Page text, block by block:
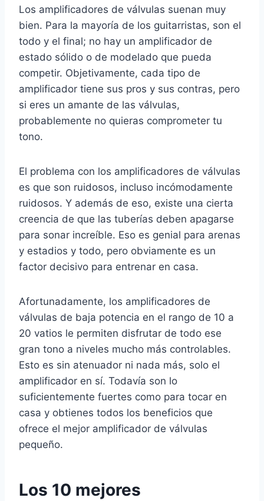
Los amplificadores de válvulas suenan muy
bien. Para la mayoría de los guitarristas, son el
todo y el final; no hay un amplificador de
estado sólido o de modelado que pueda
competir. Objetivamente, cada tipo de
amplificador tiene sus pros y sus contras, pero
si eres un amante de las válvulas,
probablemente no quieras comprometer tu
tono.
El problema con los amplificadores de válvulas
es que son ruidosos, incluso incómodamente
ruidosos. Y además de eso, existe una cierta
creencia de que las tuberías deben apagarse
para sonar increíble. Eso es genial para arenas
y estadios y todo, pero obviamente es un
factor decisivo para entrenar en casa.
Afortunadamente, los amplificadores de
válvulas de baja potencia en el rango de 10 a
20 vatios le permiten disfrutar de todo ese
gran tono a niveles mucho más controlables.
Esto es sin atenuador ni nada más, solo el
amplificador en sí. Todavía son lo
suficientemente fuertes como para tocar en
casa y obtienes todos los beneficios que
ofrece el mejor amplificador de válvulas
pequeño.
Los 10 mejores